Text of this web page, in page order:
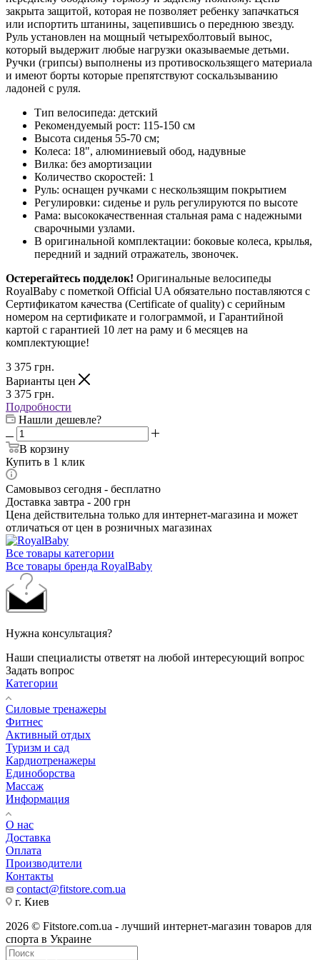
закрыта защитой, которая не позволяет ребенку запачкаться
или испортить штанины, зацепившись о переднюю звезду.
Руль установлен на мощный четырехболтовый вынос,
который выдержит любые нагрузки оказываемые детьми.
Ручки (грипсы) выполнены из противоскользящего материала
и имеют борты которые препятствуют соскальзыванию
ладоней с руля.
Тип велосипеда: детский
Рекомендуемый рост: 115-150 см
Высота сиденья 55-70 см;
Колеса: 18", алюминиевый обод, надувные
Вилка: без амортизации
Количество скоростей: 1
Руль: оснащен ручками с нескользящим покрытием
Регулировки: сиденье и руль регулируются по высоте
Рама: высококачественная стальная рама с надежными
сварочными узлами.
В оригинальной комплектации: боковые колеса, крылья,
передний и задний отражатель, звоночек.
Остерегайтесь подделок! Оригинальные велосипеды
RoyalBaby c пометкой Official UA обязательно поставляются с
Сертификатом качества (Certificate of quality) с серийным
номером на сертификате и голограммой, и Гарантийной
картой с гарантией 10 лет на раму и 6 месяцев на
комплектующие!
3 375 грн.
Варианты цен
3 375 грн.
Подробности
Нашли дешевле?
В корзину
Купить в 1 клик
Самовывоз сегодня - бесплатно
Доставка завтра - 200 грн
Цена действительна только для интернет-магазина и может
отличаться от цен в розничных магазинах
Все товары категории
Все товары бренда RoyalBaby
Нужна консультация?
Наши специалисты ответят на любой интересующий вопрос
Задать вопрос
Категории
Силовые тренажеры
Фитнес
Активный отдых
Туризм и сад
Кардиотренажеры
Единоборства
Массаж
Информация
О нас
Доставка
Оплата
Производители
Контакты
contact@fitstore.com.ua
г. Киев
2026 © Fitstore.com.ua - лучший интернет-магазин товаров для
спорта в Украине